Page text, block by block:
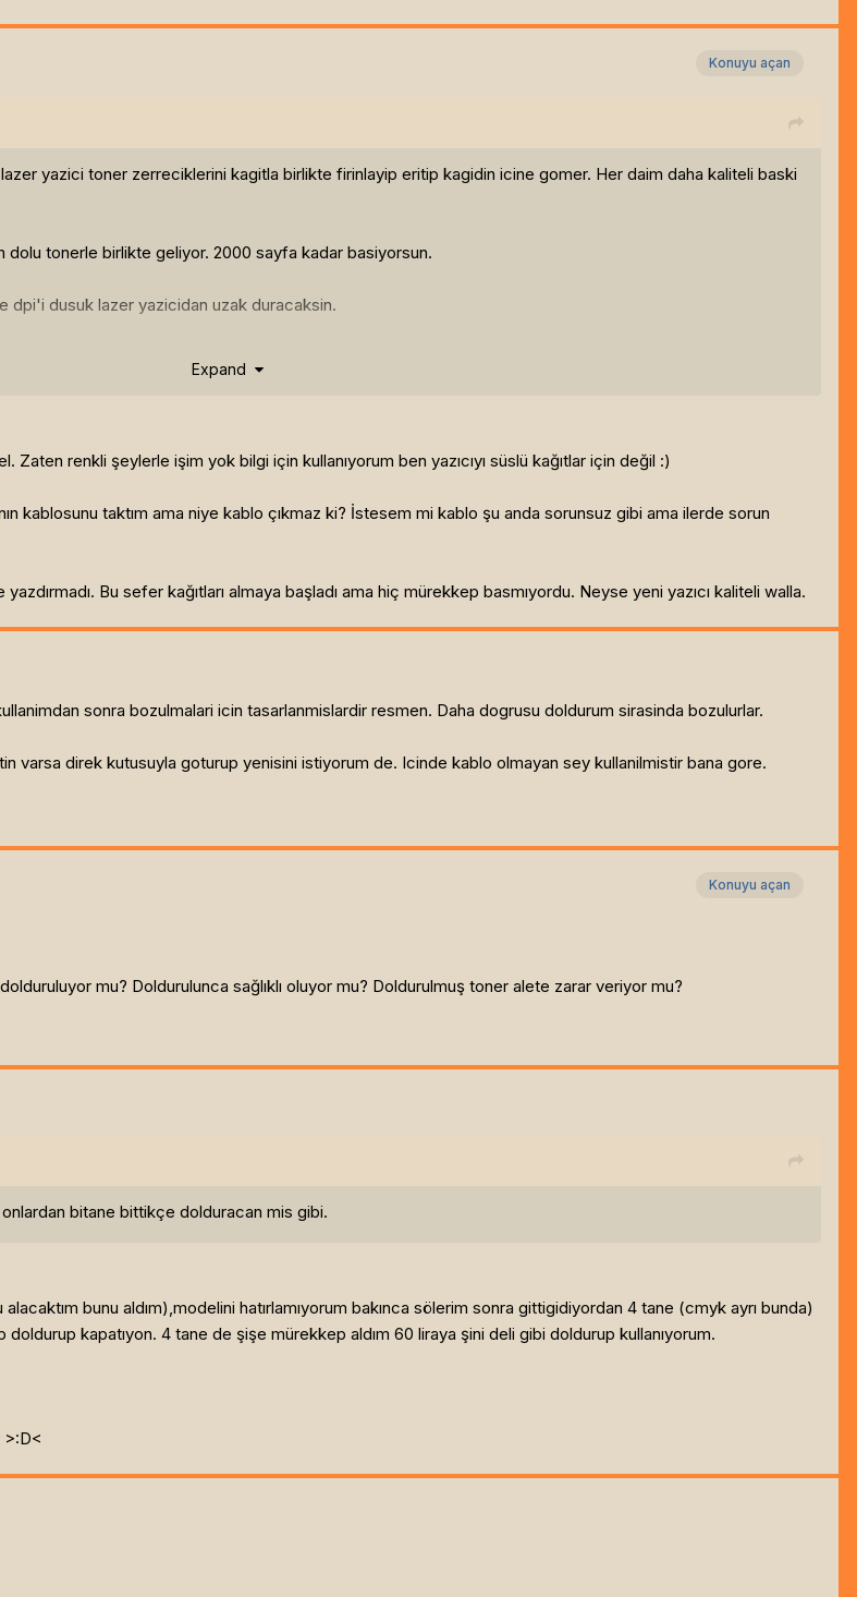
Konuyu açan
yazici toner zerreciklerini kagitla birlikte firinlayip eritip kagidin icine gomer. Her daim daha kaliteli baski
dolu tonerle birlikte geliyor. 2000 sayfa kadar basiyorsun.
dusuk lazer yazicidan uzak duracaksin.
Expand
Zaten renkli şeylerle işim yok bilgi için kullanıyorum ben yazıcıyı süslü kağıtlar için değil :)
kablosunu taktım ama niye kablo çıkmaz ki? İstesem mi kablo şu anda sorunsuz gibi ama ilerde sorun
Bu sefer kağıtları almaya başladı ama hiç mürekkep basmıyordu. Neyse yeni yazıcı kaliteli walla.
sonra bozulmalari icin tasarlanmislardir resmen. Daha dogrusu doldurum sirasinda bozulurlar.
varsa direk kutusuyla goturup yenisini istiyorum de. Icinde kablo olmayan sey kullanilmistir bana gore.
Konuyu açan
mu? Doldurulunca sağlıklı oluyor mu? Doldurulmuş toner alete zarar veriyor mu?
onlardan bitane bittikçe dolduracan mis gibi.
bunu aldım),modelini hatırlamıyorum bakınca sölerim sonra gittigidiyordan 4 tane (cmyk ayrı bunda)
doldurup kapatıyon. 4 tane de şişe mürekkep aldım 60 liraya şini deli gibi doldurup kullanıyorum.
>:D<